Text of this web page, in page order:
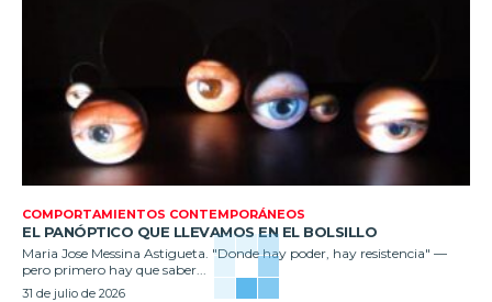
COMPORTAMIENTOS CONTEMPORÁNEOS
EL PANÓPTICO QUE LLEVAMOS EN EL BOLSILLO
Maria Jose Messina Astigueta. "Donde hay poder, hay resistencia" —
pero primero hay que saber...
31 de julio de 2026